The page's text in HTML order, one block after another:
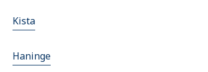
Kista
Haninge